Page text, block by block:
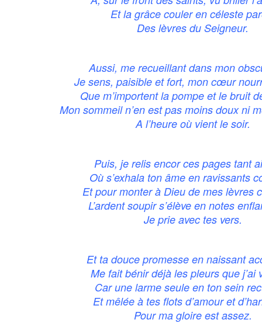
Et la grâce couler en céleste
Des lèvres du Seigneur.
Aussi, me recueillant dans mon
Je sens, paisible et fort, mon cœur
Que m’importent la pompe et le bruit
Mon sommeil n’en est pas moins doux ni
A l’heure où vient le soir.
Puis, je relis encor ces pages tant
Où s’exhala ton âme en ravissants
Et pour monter à Dieu de mes lèvres
L’ardent soupir s’élève en notes
Je prie avec tes vers.
Et ta douce promesse en naissant
Me fait bénir déjà les pleurs que j’ai
Car une larme seule en ton sein
Et mêlée à tes flots d’amour et
Pour ma gloire est assez.